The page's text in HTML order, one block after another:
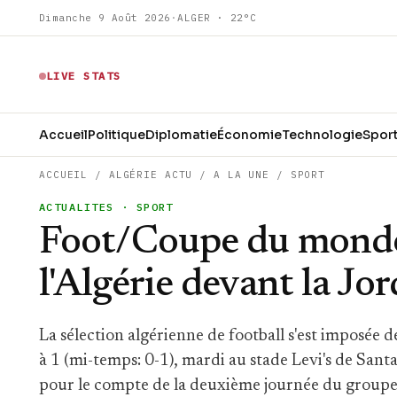
Dimanche 9 Août 2026 ·ALGER · 22°C
LIVE STATS
AccueilPolitiqueDiplomatieÉconomieTechnologie
ACCUEIL / ALGÉRIE ACTU /A LA UNE / SPORT
ACTUALITES · SPORT
Foot/Coupe du
l'Algérie devant la
La sélection algérienne de football s'est imposée
à 1 (mi-temps: 0-1), mardi au stade Levi's de
pour le compte de la deuxième journée du